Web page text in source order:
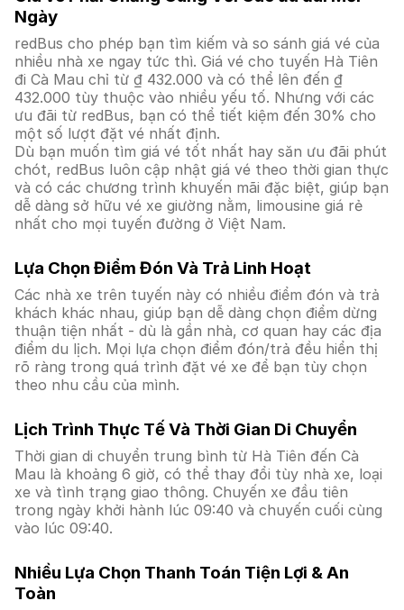
Ngày
redBus cho phép bạn tìm kiếm và so sánh giá vé của
nhiều nhà xe ngay tức thì. Giá vé cho tuyến Hà Tiên
đi Cà Mau chỉ từ ₫ 432.000 và có thể lên đến ₫
432.000 tùy thuộc vào nhiều yếu tố. Nhưng với các
ưu đãi từ redBus, bạn có thể tiết kiệm đến 30% cho
một số lượt đặt vé nhất định.
Dù bạn muốn tìm giá vé tốt nhất hay săn ưu đãi phút
chót, redBus luôn cập nhật giá vé theo thời gian thực
và có các chương trình khuyến mãi đặc biệt, giúp bạn
dễ dàng sở hữu vé xe giường nằm, limousine giá rẻ
nhất cho mọi tuyến đường ở Việt Nam.
Lựa Chọn Điểm Đón Và Trả Linh Hoạt
Các nhà xe trên tuyến này có nhiều điểm đón và trả
khách khác nhau, giúp bạn dễ dàng chọn điểm dừng
thuận tiện nhất - dù là gần nhà, cơ quan hay các địa
điểm du lịch. Mọi lựa chọn điểm đón/trả đều hiển thị
rõ ràng trong quá trình đặt vé xe để bạn tùy chọn
theo nhu cầu của mình.
Lịch Trình Thực Tế Và Thời Gian Di Chuyển
Thời gian di chuyển trung bình từ Hà Tiên đến Cà
Mau là khoảng 6 giờ, có thể thay đổi tùy nhà xe, loại
xe và tình trạng giao thông. Chuyến xe đầu tiên
trong ngày khởi hành lúc 09:40 và chuyến cuối cùng
vào lúc 09:40.
Nhiều Lựa Chọn Thanh Toán Tiện Lợi & An
Toàn